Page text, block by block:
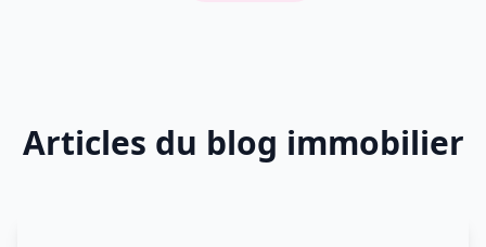
Articles du blog immobilier